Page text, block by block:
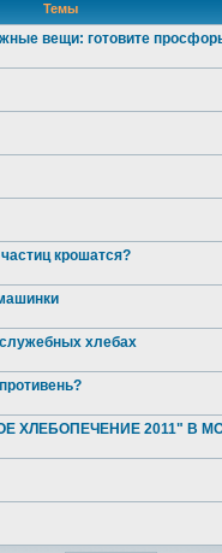
Темы
вещи: готовите
крошатся?
хлебах
ХЛЕБОПЕЧЕНИЕ 2011" В